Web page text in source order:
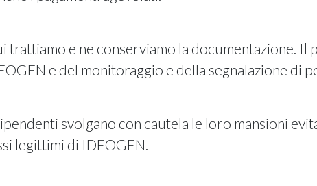
e ne conserviamo la documentazione. Il
e del monitoraggio e della segnalazione di
svolgano con cautela le loro mansioni
legittimi di IDEOGEN.